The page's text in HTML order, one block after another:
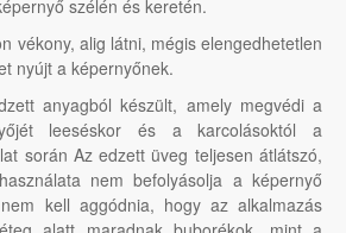
szélén és keretén.
vékony, alig látni, mégis elengedhetetlen
nyújt a képernyőnek.
anyagból készült, amely megvédi a
leeséskor és a karcolásoktól a
során Az edzett üveg teljesen átlátszó,
nem befolyásolja a képernyő
kell aggódnia, hogy az alkalmazás